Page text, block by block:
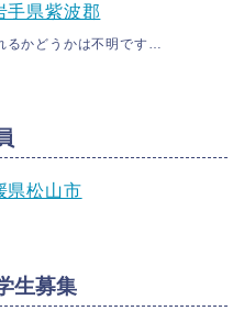
手県紫波郡
かどうかは不明です…
県松山市
生募集